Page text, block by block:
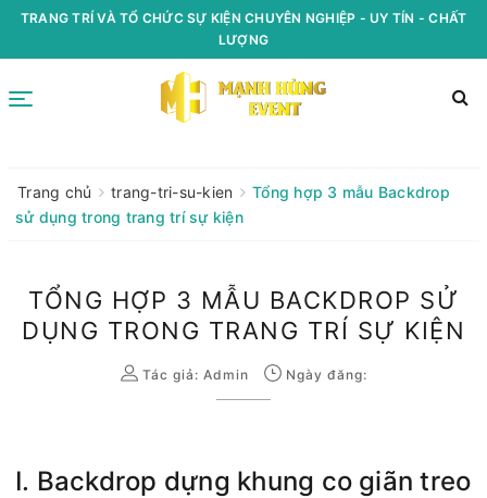
TRANG TRÍ VÀ TỔ CHỨC SỰ KIỆN CHUYÊN NGHIỆP - UY TÍN - CHẤT
LƯỢNG
Trang chủ trang-tri-su-kien
Tổng hợp 3 mẫu Backdrop
sử dụng trong trang trí sự kiện
TỔNG HỢP 3 MẪU BACKDROP SỬ
DỤNG TRONG TRANG TRÍ SỰ KIỆN
Tác giả: Admin Ngày đăng:
I. Backdrop dựng khung co giãn treo